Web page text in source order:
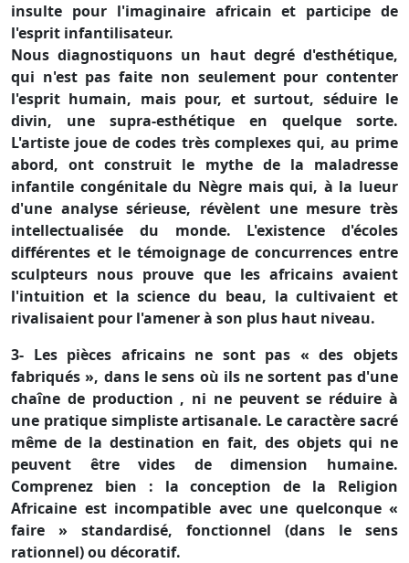
insulte pour l'imaginaire africain et participe de
l'esprit infantilisateur.
Nous diagnostiquons un haut degré d'esthétique,
qui n'est pas faite non seulement pour contenter
l'esprit humain, mais pour, et surtout, séduire le
divin, une supra-esthétique en quelque sorte.
L'artiste joue de codes très complexes qui, au prime
abord, ont construit le mythe de la maladresse
infantile congénitale du Nègre mais qui, à la lueur
d'une analyse sérieuse, révèlent une mesure très
intellectualisée du monde. L'existence d'écoles
différentes et le témoignage de concurrences entre
sculpteurs nous prouve que les africains avaient
l'intuition et la science du beau, la cultivaient et
rivalisaient pour l'amener à son plus haut niveau.
3- Les pièces africains ne sont pas « des objets
fabriqués », dans le sens où ils ne sortent pas d'une
chaîne de production , ni ne peuvent se réduire à
une pratique simpliste artisanale. Le caractère sacré
même de la destination en fait, des objets qui ne
peuvent être vides de dimension humaine.
Comprenez bien : la conception de la Religion
Africaine est incompatible avec une quelconque «
faire » standardisé, fonctionnel (dans le sens
rationnel) ou décoratif.